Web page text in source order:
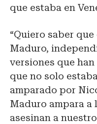
que estaba en
“Quiero saber
Maduro,
versiones que
que no solo
amparado por
Maduro ampara
asesinan a